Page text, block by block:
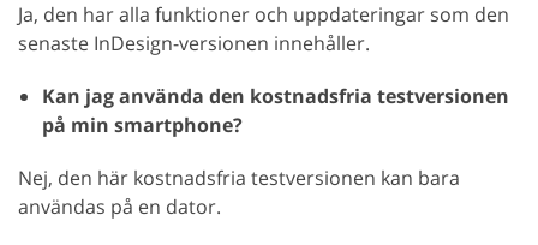
Ja, den har alla funktioner och uppdateringar som den
senaste InDesign-versionen innehåller.
Kan jag använda den kostnadsfria testversionen
på min smartphone?
Nej, den här kostnadsfria testversionen kan bara
användas på en dator.